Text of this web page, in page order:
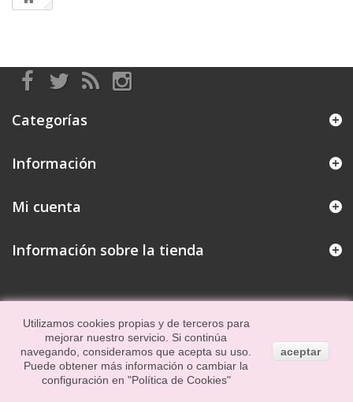
Categorías
Información
Mi cuenta
Información sobre la tienda
Utilizamos cookies propias y de terceros para
mejorar nuestro servicio. Si continúa
navegando, consideramos que acepta su uso.
Puede obtener más información o cambiar la
configuración en "Política de Cookies"
aceptar